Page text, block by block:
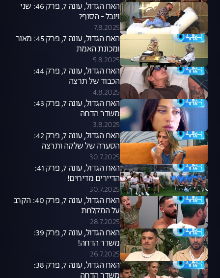
האח הגדול, עונה 7, פרק 46: שני
ויובל - הסוף?
7.8.2025
האח הגדול, עונה 7, פרק 45: מאור
ומכונת האמת
5.8.2025
האח הגדול, עונה 7, פרק 44:
הכבוד של תרצה
4.8.2025
האח הגדול, עונה 7, פרק 43:
משדר הדחה
3.8.2025
האח הגדול, עונה 7, פרק 42:
הסערה של שלקה ותרצה
30.7.2025
האח הגדול, עונה 7, פרק 41:
הדיירים מדיחים!
30.7.2025
האח הגדול, עונה 7, פרק 40: הקרב
על המקלחת
28.7.2025
האח הגדול, עונה 7, פרק 39:
משדר הדחה!
26.7.2025
האח הגדול, עונה 7, פרק 38: